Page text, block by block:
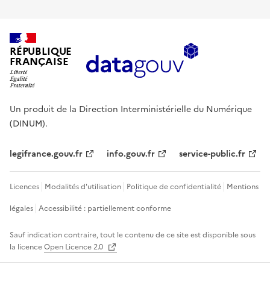
RÉPUBLIQUE
FRANÇAISE
Un produit de la Direction Interministérielle du Numérique
(DINUM).
legifrance.gouv.fr info.gouv.fr service-public.fr
Licences Modalités d'utilisation Politique de confidentialité Mentions
légales Accessibilité : partiellement conforme
Sauf indication contraire, tout le contenu de ce site est disponible sous
la licenceOpen Licence 2.0